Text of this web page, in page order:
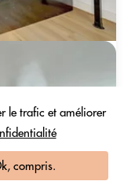
le trafic et améliorer
compris.